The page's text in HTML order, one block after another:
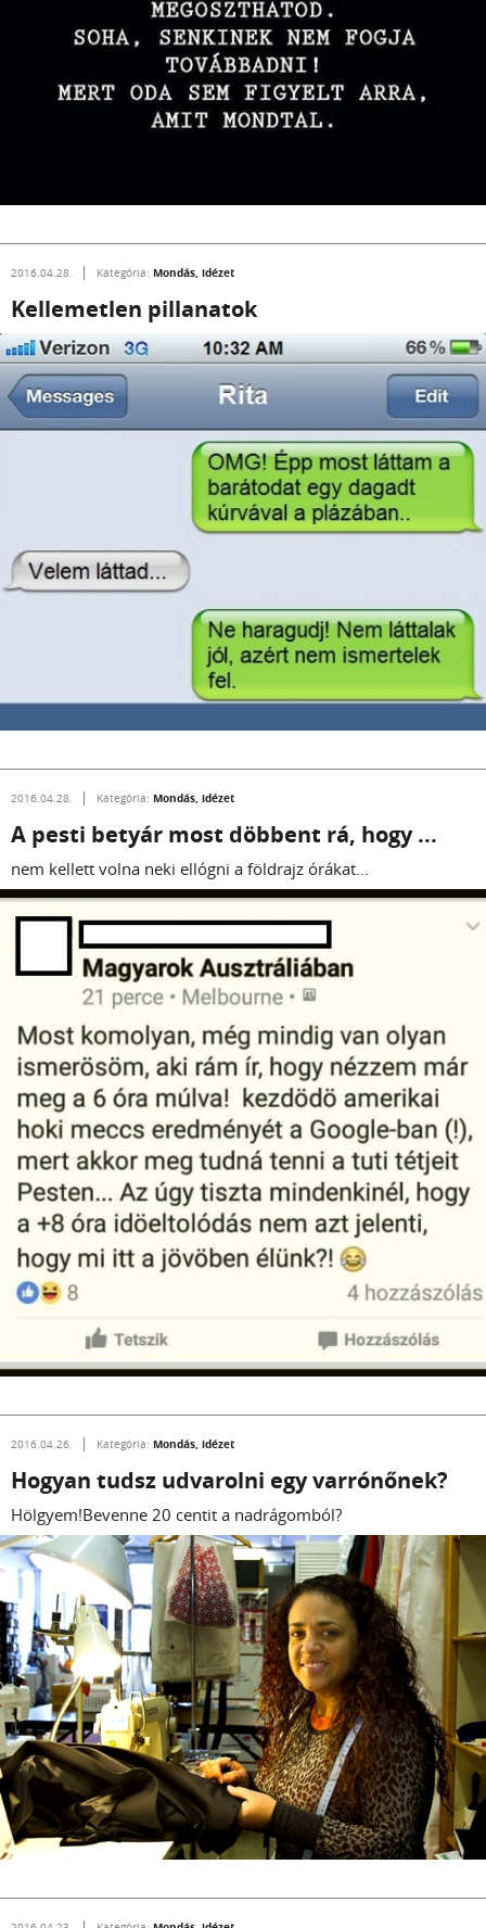
2016.04.28. Kategória: Mondás, idézet
Kellemetlen pillanatok
2016.04.28. Kategória: Mondás, idézet
A pesti betyár most döbbent rá, hogy ...
nem kellett volna neki ellógni a földrajz órákat...
2016.04.26. Kategória: Mondás, idézet
Hogyan tudsz udvarolni egy varrónőnek?
Hölgyem!Bevenne 20 centit a nadrágomból?